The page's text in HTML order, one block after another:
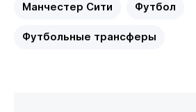
Манчестер Сити Футбол
Футбольные трансферы